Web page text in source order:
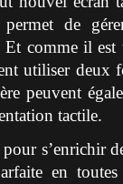
de
Et comme il
utiliser deux
peuvent
tactile.
s’enrichir
en